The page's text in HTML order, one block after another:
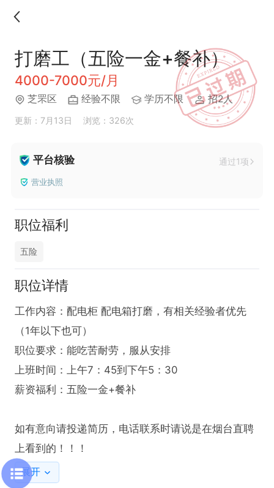
打磨工（五险一金+餐补）
4000-7000元/月
芝罘区 经验不限 学历不限 招2人
更新：7月13日 浏览：326次
平台核验 通过1项
营业执照
职位福利
五险
职位详情
工作内容：配电柜 配电箱打磨，有相关经验者优先
（1年以下也可）
职位要求：能吃苦耐劳，服从安排
上班时间：上午7：45到下午5：30
薪资福利：五险一金+餐补
如有意向请投递简历，电话联系时请说是在烟台直聘
上看到的！！！
展开